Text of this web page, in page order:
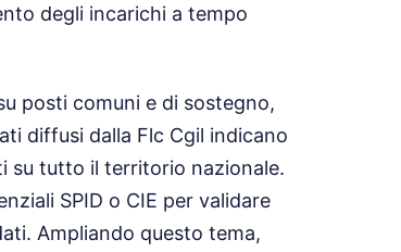
degli incarichi a tempo
posti comuni e di sostegno,
diffusi dalla Flc Cgil indicano
su tutto il territorio nazionale.
SPID o CIE per validare
Ampliando questo tema,